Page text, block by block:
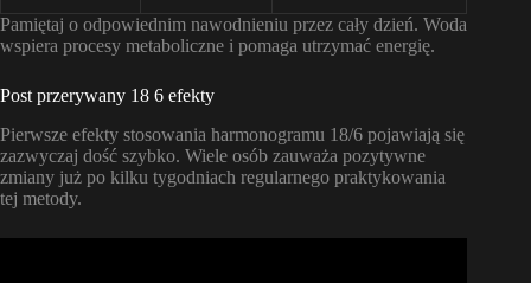
Pamiętaj o odpowiednim nawodnieniu przez cały dzień. Woda
wspiera procesy metaboliczne i pomaga utrzymać energię.
Post przerywany 18 6 efekty
Pierwsze efekty stosowania harmonogramu 18/6 pojawiają się
zazwyczaj dość szybko. Wiele osób zauważa pozytywne
zmiany już po kilku tygodniach regularnego praktykowania
tej metody.